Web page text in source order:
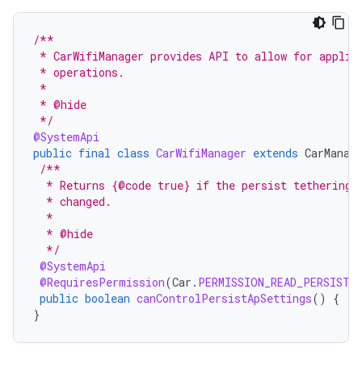
/**
* CarWifiManager provides API to allow for
* operations.
*
* @hide
*/
@SystemApi
public final class CarWifiManager extends
/**
* Returns {@code true} if the persist tethering
  * changed.
  *
  * @hide
  */
@SystemApi
@RequiresPermission(Car .
public boolean canControlPersistApSettings() {
}